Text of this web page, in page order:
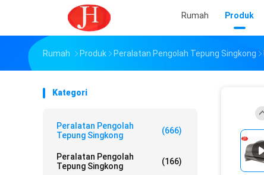
Rumah Produk
Rumah Produk Peralatan Pengolah Tepung Singkong
Kategori
Peralatan Pengolah
Tepung Singkong
(666)
Peralatan Pengolah
Tepung Singkong
(166)